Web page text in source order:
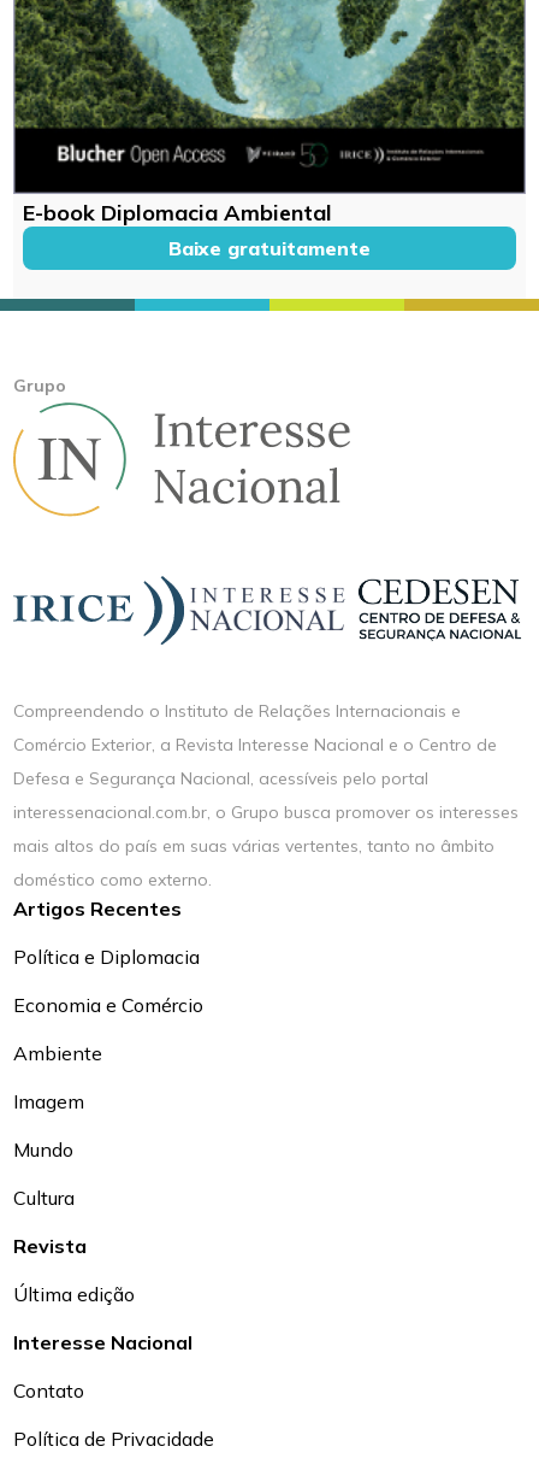
E-book Diplomacia Ambiental
Baixe gratuitamente
Grupo
Compreendendo o Instituto de Relações Internacionais e
Comércio Exterior, a Revista Interesse Nacional e o Centro de
Defesa e Segurança Nacional, acessíveis pelo portal
interessenacional.com.br, o Grupo busca promover os interesses
mais altos do país em suas várias vertentes, tanto no âmbito
doméstico como externo.
Artigos Recentes
Política e Diplomacia
Economia e Comércio
Ambiente
Imagem
Mundo
Cultura
Revista
Última edição
Interesse Nacional
Contato
Política de Privacidade